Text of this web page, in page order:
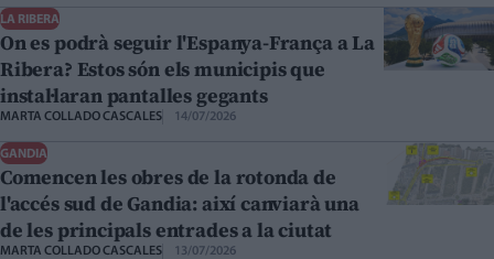
LA RIBERA
On es podrà seguir l'Espanya-França a La
Ribera? Estos són els municipis que
instal·laran pantalles gegants
MARTA COLLADO CASCALES 14/07/2026
GANDIA
Comencen les obres de la rotonda de
l'accés sud de Gandia: així canviarà una
de les principals entrades a la ciutat
MARTA COLLADO CASCALES 13/07/2026